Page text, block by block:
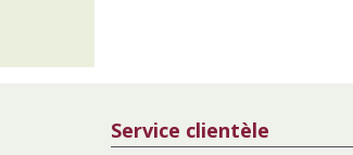
Répulsifs / Pièges
Protection de la tête / visage
Service clientèle